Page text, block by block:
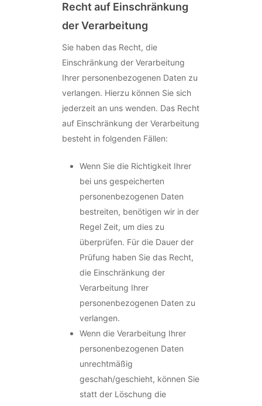
Recht auf Einschränkung
der Verarbeitung
Sie haben das Recht, die
Einschränkung der Verarbeitung
Ihrer personenbezogenen Daten zu
verlangen. Hierzu können Sie sich
jederzeit an uns wenden. Das Recht
auf Einschränkung der Verarbeitung
besteht in folgenden Fällen:
Wenn Sie die Richtigkeit Ihrer
bei uns gespeicherten
personenbezogenen Daten
bestreiten, benötigen wir in der
Regel Zeit, um dies zu
überprüfen. Für die Dauer der
Prüfung haben Sie das Recht,
die Einschränkung der
Verarbeitung Ihrer
personenbezogenen Daten zu
verlangen.
Wenn die Verarbeitung Ihrer
personenbezogenen Daten
unrechtmäßig
geschah/geschieht, können Sie
statt der Löschung die